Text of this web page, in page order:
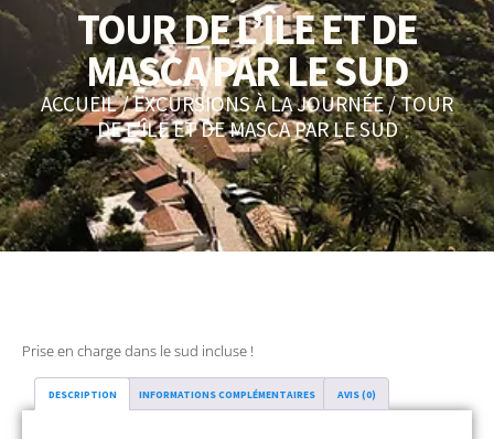
TOUR DE L’ÎLE ET DE
MASCA PAR LE SUD
ACCUEIL/EXCURSIONS À LA JOURNÉE/ TOUR
DE L’ÎLE ET DE MASCA PAR LE SUD
Prise en charge dans le sud incluse !
DESCRIPTION INFORMATIONS COMPLÉMENTAIRES AVIS (0)